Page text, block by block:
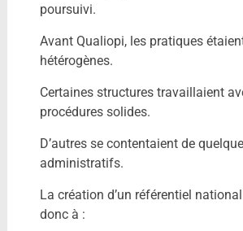
poursuivi.
Avant Qualiopi, les pratiques
hétérogènes.
Certaines structures travaillaient
procédures solides.
D’autres se contentaient de
administratifs.
La création d’un référentiel
donc à :